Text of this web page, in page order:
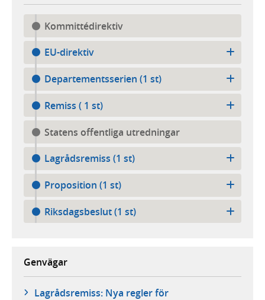
Kommittédirektiv
EU-direktiv
Departementsserien (1 st)
Remiss ( 1 st)
Statens offentliga utredningar
Lagrådsremiss (1 st)
Proposition (1 st)
Riksdagsbeslut (1 st)
Genvägar
Lagrådsremiss: Nya regler för